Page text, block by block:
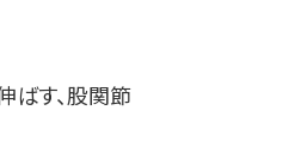
ばす、股関節